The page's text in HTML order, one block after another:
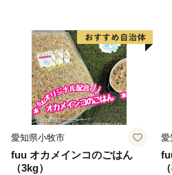
愛知県小牧市
fuu オカメインコのごはん
（3kg）
愛